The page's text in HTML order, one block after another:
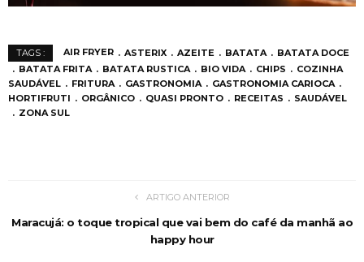
TAGS : AIR FRYER ASTERIX AZEITE BATATA
BATATA DOCE
BATATA FRITA
BATATA RUSTICA BIO VIDA CHIPS
COZINHA
SAUDÁVEL
FRITURA GASTRONOMIA
GASTRONOMIA CARIOCA
HORTIFRUTI
ORGÂNICO QUASI PRONTO RECEITAS
SAUDÁVEL
ZONA SUL
ARTIGO ANTERIOR
Maracujá: o toque tropical que vai bem do café da manhã ao
happy hour